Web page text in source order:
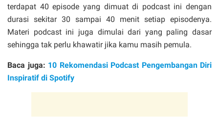
terdapat 40 episode yang dimuat di podcast ini dengan
durasi sekitar 30 sampai 40 menit setiap episodenya.
Materi podcast ini juga dimulai dari yang paling dasar
sehingga tak perlu khawatir jika kamu masih pemula.
Baca juga: 10 Rekomendasi Podcast Pengembangan Diri
Inspiratif di Spotify